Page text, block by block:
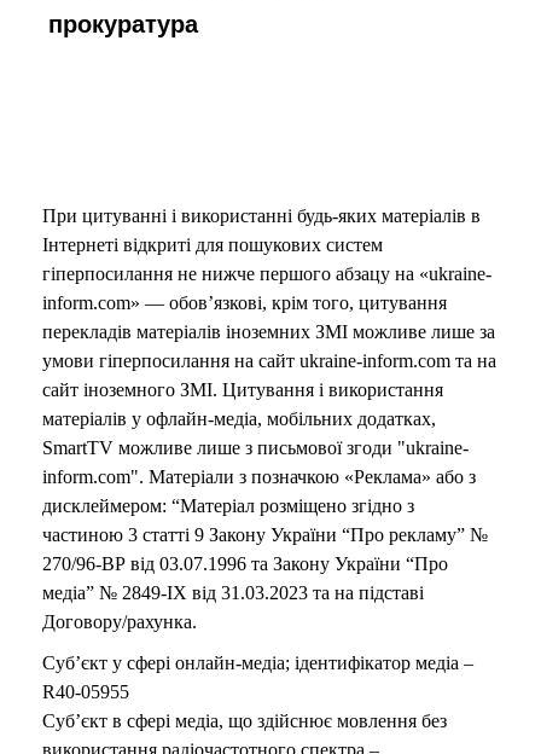
прокуратура
При цитуванні і використанні будь-яких матеріалів в
Інтернеті відкриті для пошукових систем
гіперпосилання не нижче першого абзацу на «ukraine-
inform.com» — обов’язкові, крім того, цитування
перекладів матеріалів іноземних ЗМІ можливе лише за
умови гіперпосилання на сайт ukraine-inform.com та на
сайт іноземного ЗМІ. Цитування і використання
матеріалів у офлайн-медіа, мобільних додатках,
SmartTV можливе лише з письмової згоди "ukraine-
inform.com". Матеріали з позначкою «Реклама» або з
дисклеймером: “Матеріал розміщено згідно з
частиною 3 статті 9 Закону України “Про рекламу” №
270/96-ВР від 03.07.1996 та Закону України “Про
медіа” № 2849-IX від 31.03.2023 та на підставі
Договору/рахунка.
Суб’єкт у сфері онлайн-медіа; ідентифікатор медіа –
R40-05955
Суб’єкт в сфері медіа, що здійснює мовлення без
використання радіочастотного спектра –